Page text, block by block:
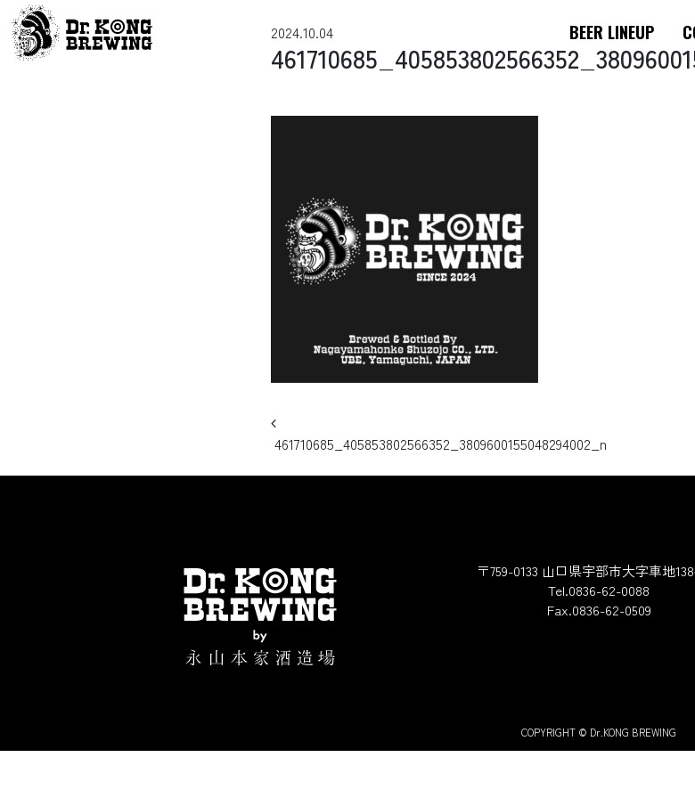
コンテンツへスキップ
メインナビゲーション BEER LINEUP
2024.10.04
投稿ナビゲーション
461710685_405853802566352_3809600155048294002_n
〒759-0133 山口県宇部市大字車地
Tel.0836-62-0088
Fax.0836-62-0509
COPYRIGHT © Dr.KONG BREWING